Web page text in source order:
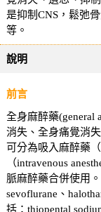
是抑制CNS，鬆弛
等。
說明
前言
全身麻醉藥(general
消失、全身痛覺消
可分為吸入麻醉藥
（intravenous
脈麻醉藥合併使用
sevoflurane、
括：thiopental